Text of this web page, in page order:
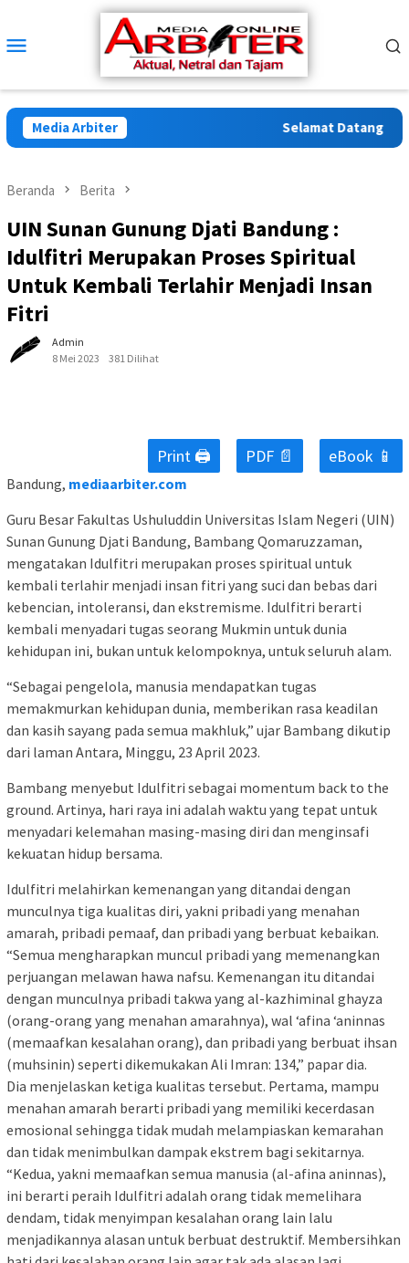
konten
Mobile
Media Arbiter Selamat Datang di
Beranda Berita
UIN Sunan Gunung Djati Bandung :
Idulfitri Merupakan Proses Spiritual
Untuk Kembali Terlahir Menjadi Insan
Fitri
Admin
8 Mei 2023
381 Dilihat
Print 🖨 PDF 📄 eBook 📱
Bandung, mediaarbiter.com
Guru Besar Fakultas Ushuluddin Universitas Islam Negeri (UIN)
Sunan Gunung Djati Bandung, Bambang Qomaruzzaman,
mengatakan Idulfitri merupakan proses spiritual untuk
kembali terlahir menjadi insan fitri yang suci dan bebas dari
kebencian, intoleransi, dan ekstremisme. Idulfitri berarti
kembali menyadari tugas seorang Mukmin untuk dunia
kehidupan ini, bukan untuk kelompoknya, untuk seluruh alam.
“Sebagai pengelola, manusia mendapatkan tugas
memakmurkan kehidupan dunia, memberikan rasa keadilan
dan kasih sayang pada semua makhluk,” ujar Bambang dikutip
dari laman Antara, Minggu, 23 April 2023.
Bambang menyebut Idulfitri sebagai momentum back to the
ground. Artinya, hari raya ini adalah waktu yang tepat untuk
menyadari kelemahan masing-masing diri dan menginsafi
kekuatan hidup bersama.
Idulfitri melahirkan kemenangan yang ditandai dengan
munculnya tiga kualitas diri, yakni pribadi yang menahan
amarah, pribadi pemaaf, dan pribadi yang berbuat kebaikan.
“Semua mengharapkan muncul pribadi yang memenangkan
perjuangan melawan hawa nafsu. Kemenangan itu ditandai
dengan munculnya pribadi takwa yang al-kazhiminal ghayza
(orang-orang yang menahan amarahnya), wal ‘afina ‘aninnas
(memaafkan kesalahan orang), dan pribadi yang berbuat ihsan
(muhsinin) seperti dikemukakan Ali Imran: 134,” papar dia.
Dia menjelaskan ketiga kualitas tersebut. Pertama, mampu
menahan amarah berarti pribadi yang memiliki kecerdasan
emosional sehingga tidak mudah melampiaskan kemarahan
dan tidak menimbulkan dampak ekstrem bagi sekitarnya.
“Kedua, yakni memaafkan semua manusia (al-afina aninnas),
ini berarti peraih Idulfitri adalah orang tidak memelihara
dendam, tidak menyimpan kesalahan orang lain lalu
menjadikannya alasan untuk berbuat destruktif. Membersihkan